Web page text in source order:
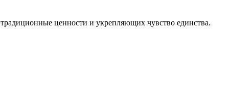
ценности и укрепляющих чувство единства.